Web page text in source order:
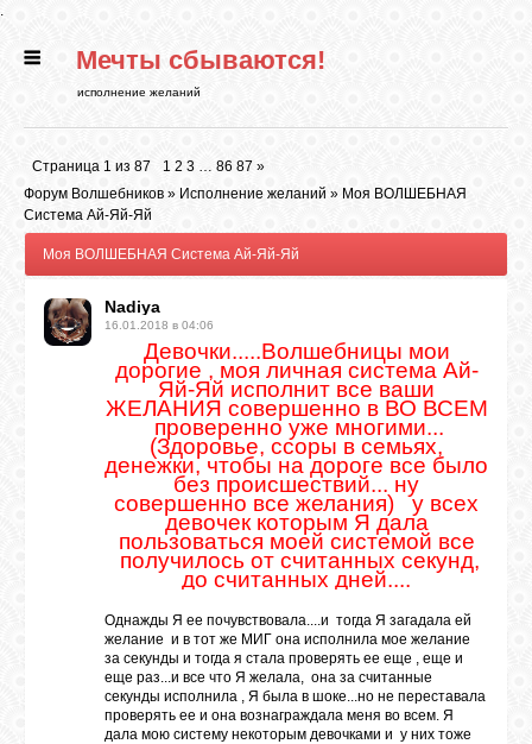
.
ГЛАВНАЯ
РИТУАЛЫ
Мечты сбываются!
исполнение желаний
Страница 1 из 87 1 2 3 … 86 87 »
Форум Волшебников » Исполнение желаний » Моя ВОЛШЕБНАЯ
Система Ай-Яй-Яй
Моя ВОЛШЕБНАЯ Система Ай-Яй-Яй
Nadiya
16.01.2018 в 04:06
Девочки.....Волшебницы мои
дорогие , моя личная система Ай-
Яй-Яй исполнит все ваши
ЖЕЛАНИЯ совершенно в ВО ВСЕМ
проверенно уже многими...
(Здоровье, ссоры в семьях,
денежки, чтобы на дороге все было
без происшествий... ну
совершенно все желания) у всех
девочек которым Я дала
пользоваться моей системой все
получилось от считанных секунд,
до считанных дней....
Однажды Я ее почувствовала....и тогда Я загадала ей
желание и в тот же МИГ она исполнила мое желание
за секунды и тогда я стала проверять ее еще , еще и
еще раз...и все что Я желала, она за считанные
секунды исполнила , Я была в шоке...но не переставала
проверять ее и она вознаграждала меня во всем. Я
дала мою систему некоторым девочками и у них тоже